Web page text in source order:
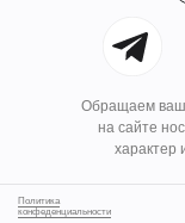
Политика
конфеденциальности
Обращаем
на сайте
характер